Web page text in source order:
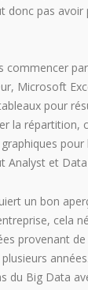
donc pas avoir
commencer
Microsoft
pour
la répartition,
pour
Analyst et
un bon
cela
provenant
du Big Data